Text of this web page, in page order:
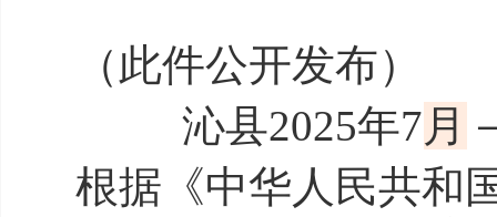
（此件公开发布）
沁县2025年7月
根据《中华人民共和